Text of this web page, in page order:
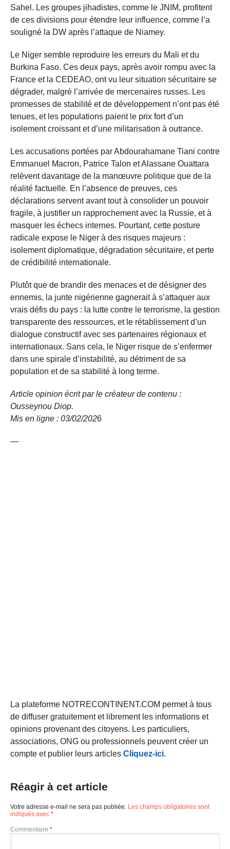
Sahel. Les groupes jihadistes, comme le JNIM, profitent
de ces divisions pour étendre leur influence, comme l’a
souligné la DW après l’attaque de Niamey.
Le Niger semble reproduire les erreurs du Mali et du
Burkina Faso. Ces deux pays, après avoir rompu avec la
France et la CEDEAO, ont vu leur situation sécuritaire se
dégrader, malgré l’arrivée de mercenaires russes. Les
promesses de stabilité et de développement n’ont pas été
tenues, et les populations paient le prix fort d’un
isolement croissant et d’une militarisation à outrance.
Les accusations portées par Abdourahamane Tiani contre
Emmanuel Macron, Patrice Talon et Alassane Ouattara
relèvent davantage de la manœuvre politique que de la
réalité factuelle. En l’absence de preuves, ces
déclarations servent avant tout à consolider un pouvoir
fragile, à justifier un rapprochement avec la Russie, et à
masquer les échecs internes. Pourtant, cette posture
radicale expose le Niger à des risques majeurs :
isolement diplomatique, dégradation sécuritaire, et perte
de crédibilité internationale.
Plutôt que de brandir des menaces et de désigner des
ennemis, la junte nigérienne gagnerait à s’attaquer aux
vrais défis du pays : la lutte contre le terrorisme, la gestion
transparente des ressources, et le rétablissement d’un
dialogue constructif avec ses partenaires régionaux et
internationaux. Sans cela, le Niger risque de s’enfermer
dans une spirale d’instabilité, au détriment de sa
population et de sa stabilité à long terme.
Article opinion écrit par le créateur de contenu :
Ousseynou Diop.
Mis en ligne : 03/02/2026
—
La plateforme NOTRECONTINENT.COM permet à tous
de diffuser gratuitement et librement les informations et
opinions provenant des citoyens. Les particuliers,
associations, ONG ou professionnels peuvent créer un
compte et publier leurs articles Cliquez-ici.
Réagir à cet article
Votre adresse e-mail ne sera pas publiée. Les champs obligatoires sont
indiqués avec *
Commentaire *